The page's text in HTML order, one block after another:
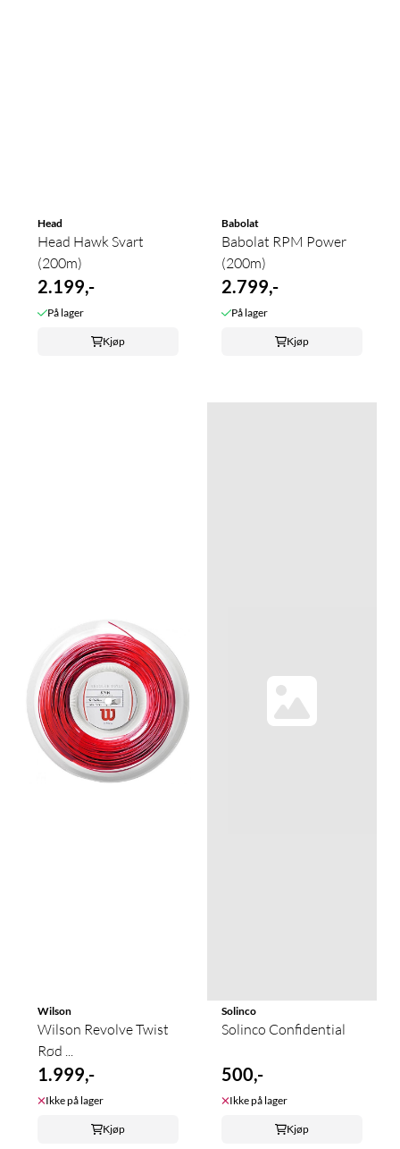
Head
Head Hawk Svart
(200m)
2.199,-
På lager
Kjøp
Babolat
Babolat RPM Power
(200m)
2.799,-
På lager
Kjøp
Wilson
Wilson Revolve Twist
Rød ...
1.999,-
Ikke på lager
Kjøp
Solinco
Solinco Confidential
500,-
Ikke på lager
Kjøp